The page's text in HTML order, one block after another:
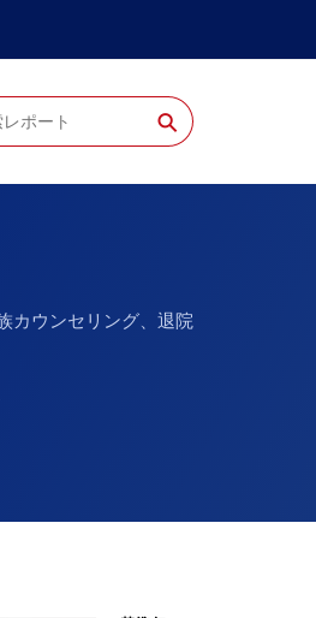
⚲
カウンセリング、退院